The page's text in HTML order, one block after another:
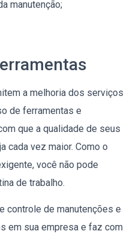
manutenção;
a melhoria dos serviços
de ferramentas e
que a qualidade de seus
cada vez maior. Como o
você não pode
de trabalho.
controle de manutenções e
em sua empresa e faz com